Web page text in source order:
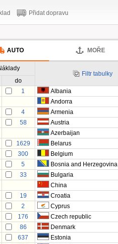
Přidat dopravu
AUTO MOŘE
Filtr tabulky
do
1 Albania
Andorra
4 Armenia
58 Austria
Azerbaijan
1629 Belarus
300 Belgium
5 Bosnia and Herzegovina
33 Bulgaria
China
19 Croatia
2
Cyprus
176 Czech republic
86 Denmark
637 Estonia